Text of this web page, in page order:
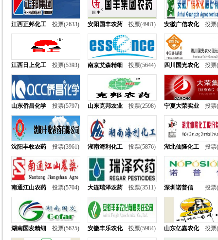
江西正邦化工 投票(2633) 安阳国丰农药 投票(4981) 安徽广信农化 投票
江西日上化工 投票(5393) 南京艾森精细 投票(5644) 四川国光农化 投票
山东侨昌化学 投票(5797) 山东克邦农业 投票(2598) 宁夏大荣实业 投票
沈阳丰收农药 投票(3961) 湖南海利化工 投票(5876) 湖北仙隆化工 投票
南通江山农药 投票(5704) 大连瑞泽农药 投票(3511) 深圳诺普信 投票
湖南国发精细 投票(5625) 安徽丰乐农化 投票(5984) 山东亿嘉农化 投票